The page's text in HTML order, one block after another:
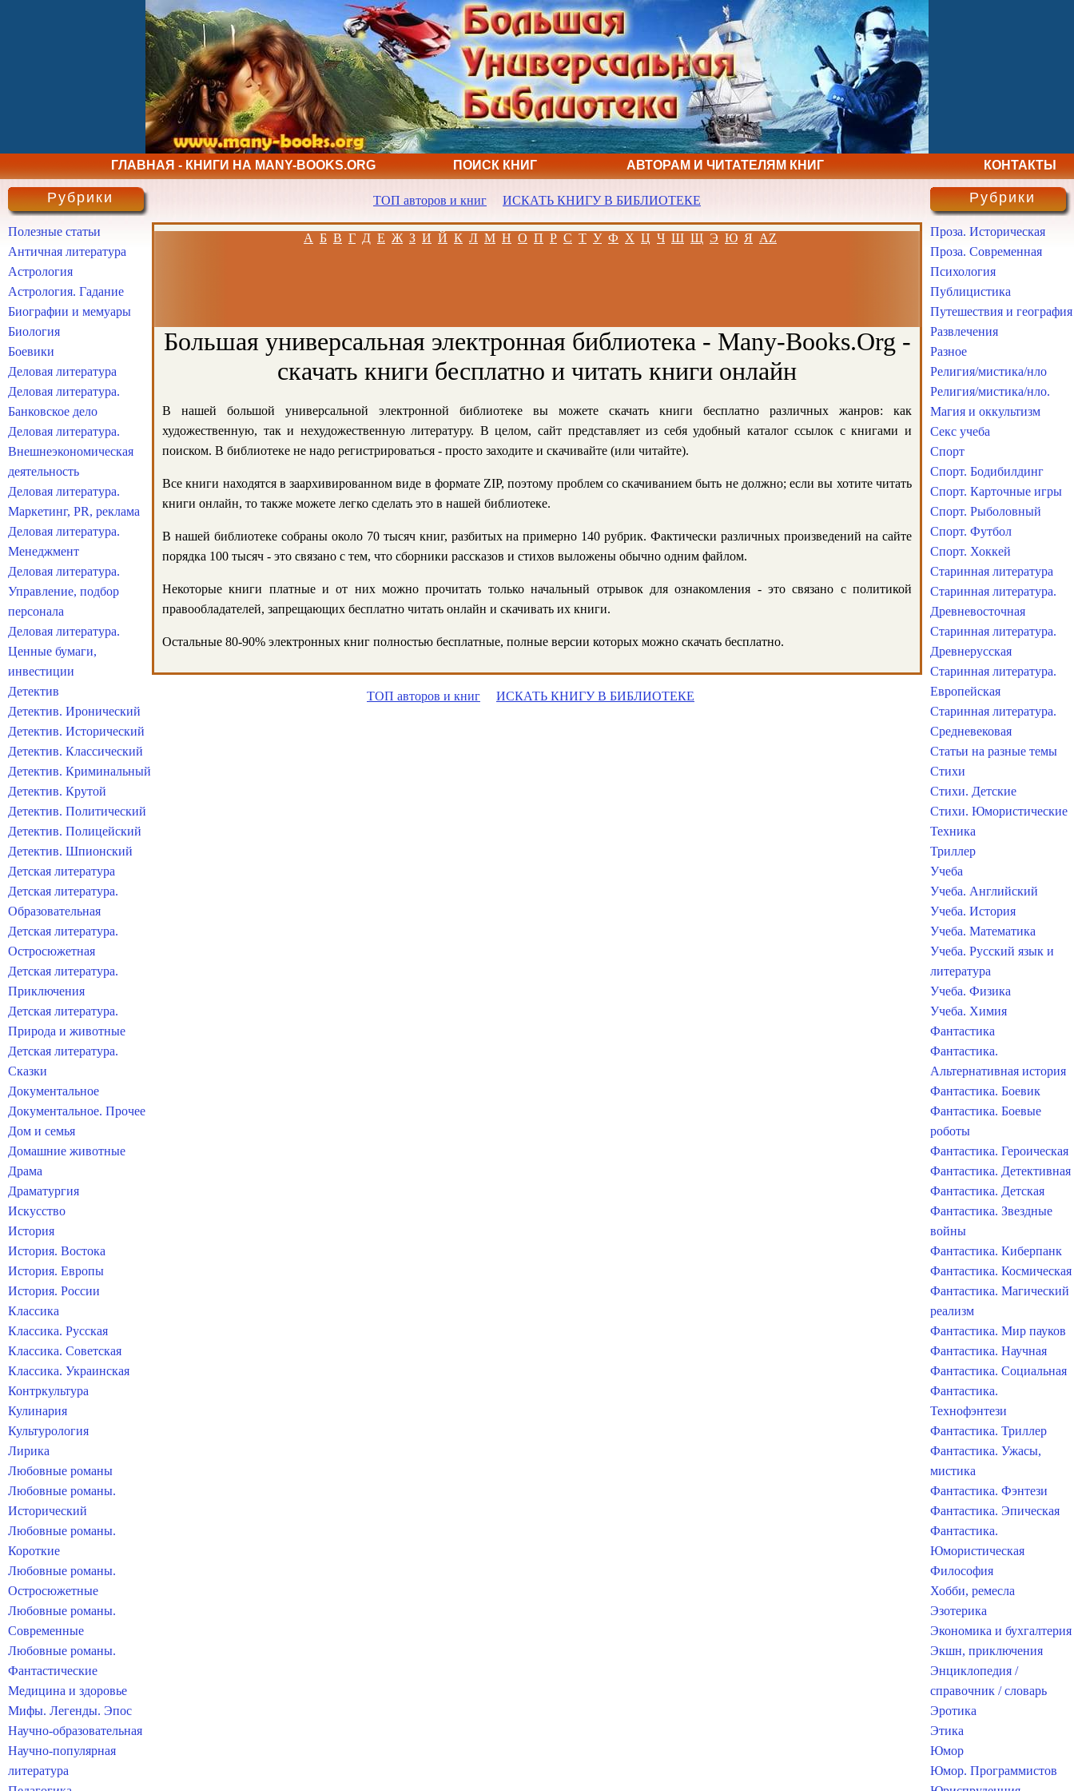
ГЛАВНАЯ - КНИГИ НА MANY-BOOKS.ORG ПОИСК КНИГ АВТОРАМ И ЧИТАТЕЛЯМ КНИГ КОНТАКТЫ
ТОП авторов и книг ИСКАТЬ КНИГУ В БИБЛИОТЕКЕ
А Б В Г Д Е Ж З И Й К Л М Н О П Р С Т У Ф Х Ц Ч Ш Щ Э Ю Я AZ
Большая универсальная электронная библиотека - Many-Books.Org -
скачать книги бесплатно и читать книги онлайн
В нашей большой универсальной электронной библиотеке вы можете скачать книги бесплатно различных жанров: как
художественную, так и нехудожественную литературу. В целом, сайт представляет из себя удобный каталог ссылок с книгами и
поиском. В библиотеке не надо регистрироваться - просто заходите и скачивайте (или читайте).
Все книги находятся в заархивированном виде в формате ZIP, поэтому проблем со скачиванием быть не должно; если вы хотите читать
книги онлайн, то также можете легко сделать это в нашей библиотеке.
В нашей библиотеке собраны около 70 тысяч книг, разбитых на примерно 140 рубрик. Фактически различных произведений на сайте
порядка 100 тысяч - это связано с тем, что сборники рассказов и стихов выложены обычно одним файлом.
Некоторые книги платные и от них можно прочитать только начальный отрывок для ознакомления - это связано с политикой
правообладателей, запрещающих бесплатно читать онлайн и скачивать их книги.
Остальные 80-90% электронных книг полностью бесплатные, полные версии которых можно скачать бесплатно.
ТОП авторов и книг ИСКАТЬ КНИГУ В БИБЛИОТЕКЕ
Рубрики
Полезные статьи
Античная литература
Астрология
Астрология. Гадание
Биографии и мемуары
Биология
Боевики
Деловая литература
Деловая литература.
Банковское дело
Деловая литература.
Внешнеэкономическая
деятельность
Деловая литература.
Маркетинг, PR, реклама
Деловая литература.
Менеджмент
Деловая литература.
Управление, подбор
персонала
Деловая литература.
Ценные бумаги,
инвестиции
Детектив
Детектив. Иронический
Детектив. Исторический
Детектив. Классический
Детектив. Криминальный
Детектив. Крутой
Детектив. Политический
Детектив. Полицейский
Детектив. Шпионский
Детская литература
Детская литература.
Образовательная
Детская литература.
Остросюжетная
Детская литература.
Приключения
Детская литература.
Природа и животные
Детская литература.
Сказки
Документальное
Документальное. Прочее
Дом и семья
Домашние животные
Драма
Драматургия
Искусство
История
История. Востока
История. Европы
История. России
Классика
Классика. Русская
Классика. Советская
Классика. Украинская
Контркультура
Кулинария
Культурология
Лирика
Любовные романы
Любовные романы.
Исторический
Любовные романы.
Короткие
Любовные романы.
Остросюжетные
Любовные романы.
Современные
Любовные романы.
Фантастические
Медицина и здоровье
Мифы. Легенды. Эпос
Научно-образовательная
Научно-популярная
литература
Рубрики
Проза. Историческая
Проза. Современная
Психология
Публицистика
Путешествия и география
Развлечения
Разное
Религия/мистика/нло
Религия/мистика/нло.
Магия и оккультизм
Секс учеба
Спорт
Спорт. Бодибилдинг
Спорт. Карточные игры
Спорт. Рыболовный
Спорт. Футбол
Спорт. Хоккей
Старинная литература
Старинная литература.
Древневосточная
Старинная литература.
Древнерусская
Старинная литература.
Европейская
Старинная литература.
Средневековая
Статьи на разные темы
Стихи
Стихи. Детские
Стихи. Юмористические
Техника
Триллер
Учеба
Учеба. Английский
Учеба. История
Учеба. Математика
Учеба. Русский язык и
литература
Учеба. Физика
Учеба. Химия
Фантастика
Фантастика.
Альтернативная история
Фантастика. Боевик
Фантастика. Боевые
роботы
Фантастика. Героическая
Фантастика. Детективная
Фантастика. Детская
Фантастика. Звездные
войны
Фантастика. Киберпанк
Фантастика. Космическая
Фантастика. Магический
реализм
Фантастика. Мир пауков
Фантастика. Научная
Фантастика. Социальная
Фантастика.
Технофэнтези
Фантастика. Триллер
Фантастика. Ужасы,
мистика
Фантастика. Фэнтези
Фантастика. Эпическая
Фантастика.
Юмористическая
Философия
Хобби, ремесла
Эзотерика
Экономика и бухгалтерия
Экшн, приключения
Энциклопедия /
справочник / словарь
Эротика
Этика
Юмор
Юмор. Программистов